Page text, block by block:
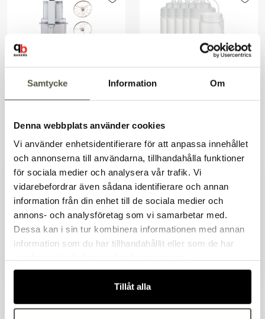
Samtycke Information Om
Denna webbplats använder cookies
Vi använder enhetsidentifierare för att anpassa innehållet
och annonserna till användarna, tillhandahålla funktioner
för sociala medier och analysera vår trafik. Vi
vidarebefordrar även sådana identifierare och annan
information från din enhet till de sociala medier och
annons- och analysföretag som vi samarbetar med.
Dessa kan i sin tur kombinera informationen med annan
information som du har tillhandahållit eller som de har
Tillåt alla
Robot Coupe
foodprocessor R201
Artnr. 16888
Exkl. moms
Dressingflaska med
kapsyl 0,49 l 6-pack
Artnr. 15922-1
Exkl. moms
Dressingflaska med
kapsyl 0,76 l 6-pack
Artnr. 15921-1
I lager
Skivare för frukt och
svamp
Artnr. 10796
325kr
I lager
Välkommen till Bakers!
Handlar du som företag eller privatperson?
Fortsätt som privatperson